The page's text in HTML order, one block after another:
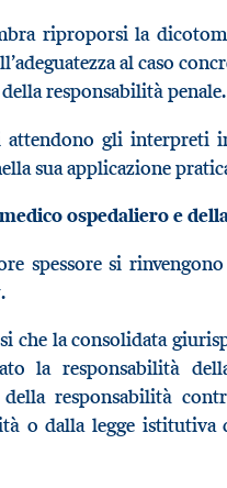
riproporsi la
al caso
responsabilità penale.
attendono gli interpreti
sua applicazione
ospedaliero e
spessore si
che la consolidata
la responsabilità
responsabilità
o dalla legge istitutiva